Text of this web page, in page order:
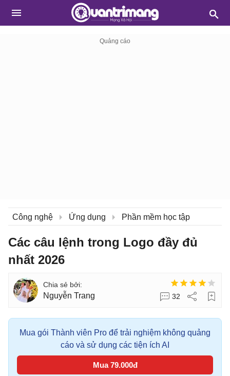
Công nghệ Ứng dụng Phần mềm học tập
Các câu lệnh trong Logo đầy đủ
nhất 2026
Nguyễn Trang 32
Mua gói Thành viên Pro để trải nghiệm không quảng
cáo và sử dụng các tiện ích AI
Mua 79.000đ